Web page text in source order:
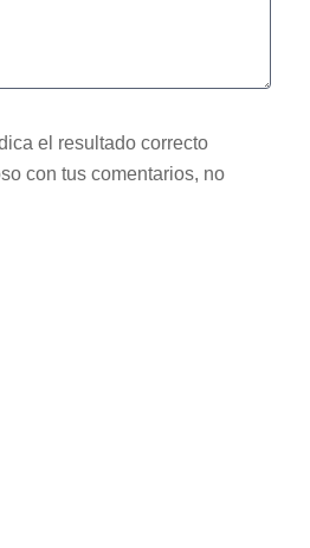
el resultado correcto
con tus comentarios, no